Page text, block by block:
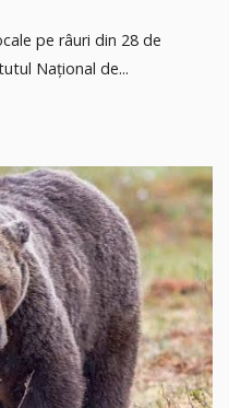
pe râuri din 28 de
Național de...